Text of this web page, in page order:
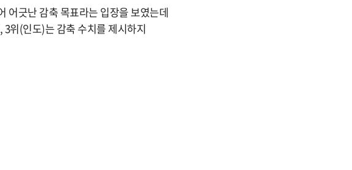
어긋난 감축 목표라는 입장을 보였는데
위(인도)는 감축 수치를 제시하지